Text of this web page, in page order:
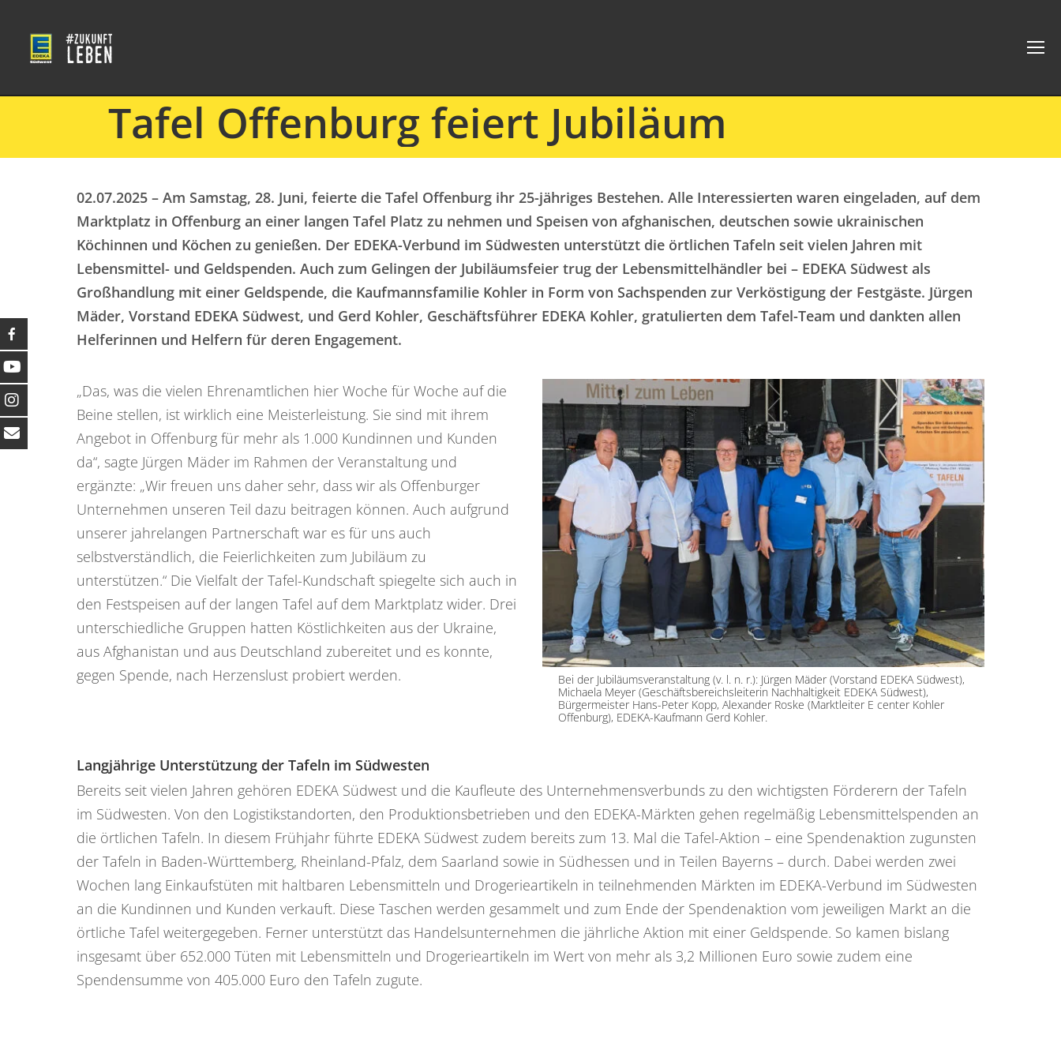
Tafel Offenburg feiert Jubiläum
02.07.2025 – Am Samstag, 28. Juni, feierte die Tafel Offenburg ihr 25-jähriges Bestehen. Alle Interessierten waren eingeladen, auf dem
Marktplatz in Offenburg an einer langen Tafel Platz zu nehmen und Speisen von afghanischen, deutschen sowie ukrainischen
Köchinnen und Köchen zu genießen. Der EDEKA-Verbund im Südwesten unterstützt die örtlichen Tafeln seit vielen Jahren mit
Lebensmittel- und Geldspenden. Auch zum Gelingen der Jubiläumsfeier trug der Lebensmittelhändler bei – EDEKA Südwest als
Großhandlung mit einer Geldspende, die Kaufmannsfamilie Kohler in Form von Sachspenden zur Verköstigung der Festgäste. Jürgen
Mäder, Vorstand EDEKA Südwest, und Gerd Kohler, Geschäftsführer EDEKA Kohler, gratulierten dem Tafel-Team und dankten allen
Helferinnen und Helfern für deren Engagement.
„Das, was die vielen Ehrenamtlichen hier Woche für Woche auf die
Beine stellen, ist wirklich eine Meisterleistung. Sie sind mit ihrem
Angebot in Offenburg für mehr als 1.000 Kundinnen und Kunden
da“, sagte Jürgen Mäder im Rahmen der Veranstaltung und
ergänzte: „Wir freuen uns daher sehr, dass wir als Offenburger
Unternehmen unseren Teil dazu beitragen können. Auch aufgrund
unserer jahrelangen Partnerschaft war es für uns auch
selbstverständlich, die Feierlichkeiten zum Jubiläum zu
unterstützen.“ Die Vielfalt der Tafel-Kundschaft spiegelte sich auch in
den Festspeisen auf der langen Tafel auf dem Marktplatz wider. Drei
unterschiedliche Gruppen hatten Köstlichkeiten aus der Ukraine,
aus Afghanistan und aus Deutschland zubereitet und es konnte,
gegen Spende, nach Herzenslust probiert werden.
Bei der Jubiläumsveranstaltung (v. l. n. r.): Jürgen Mäder (Vorstand EDEKA Südwest),
Michaela Meyer (Geschäftsbereichsleiterin Nachhaltigkeit EDEKA Südwest),
Bürgermeister Hans-Peter Kopp, Alexander Roske (Marktleiter E center Kohler
Offenburg), EDEKA-Kaufmann Gerd Kohler.
Langjährige Unterstützung der Tafeln im Südwesten
Bereits seit vielen Jahren gehören EDEKA Südwest und die Kaufleute des Unternehmensverbunds zu den wichtigsten Förderern der Tafeln
im Südwesten. Von den Logistikstandorten, den Produktionsbetrieben und den EDEKA-Märkten gehen regelmäßig Lebensmittelspenden an
die örtlichen Tafeln. In diesem Frühjahr führte EDEKA Südwest zudem bereits zum 13. Mal die Tafel-Aktion – eine Spendenaktion zugunsten
der Tafeln in Baden-Württemberg, Rheinland-Pfalz, dem Saarland sowie in Südhessen und in Teilen Bayerns – durch. Dabei werden zwei
Wochen lang Einkaufstüten mit haltbaren Lebensmitteln und Drogerieartikeln in teilnehmenden Märkten im EDEKA-Verbund im Südwesten
an die Kundinnen und Kunden verkauft. Diese Taschen werden gesammelt und zum Ende der Spendenaktion vom jeweiligen Markt an die
örtliche Tafel weitergegeben. Ferner unterstützt das Handelsunternehmen die jährliche Aktion mit einer Geldspende. So kamen bislang
insgesamt über 652.000 Tüten mit Lebensmitteln und Drogerieartikeln im Wert von mehr als 3,2 Millionen Euro sowie zudem eine
Spendensumme von 405.000 Euro den Tafeln zugute.